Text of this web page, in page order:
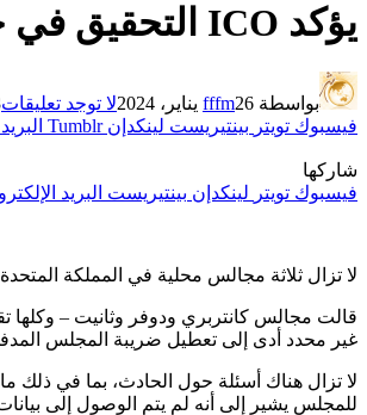
يؤكد ICO التحقيق في خرق البيانات حيث لا تزال مجالس المملكة المتحدة تتعرض للهجوم السيبراني
بواسطة fffm26 يناير، 2024 لا توجد تعليقات
فيسبوك تويتر بينتيريست لينكدإن Tumblr
شاركها
فيسبوك تويتر لينكدإن بينتيريست البريد
لا تزال ثلاثة مجالس محلية في المملكة
غير محدد أدى إلى تعطيل ضريبة المجلس
للمجلس يشير إلى أنه لم يتم الوصول إلى بيانات